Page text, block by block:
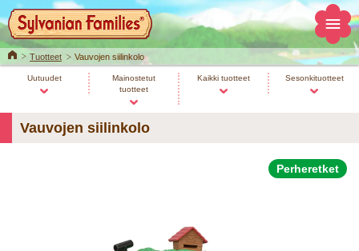
HomeTuotteet Vauvojen siilinkolo
Uutuudet
Mainostetut
tuotteet
Kaikki tuotteet Sesonkituotteet
Vauvojen siilinkolo
Perheretket